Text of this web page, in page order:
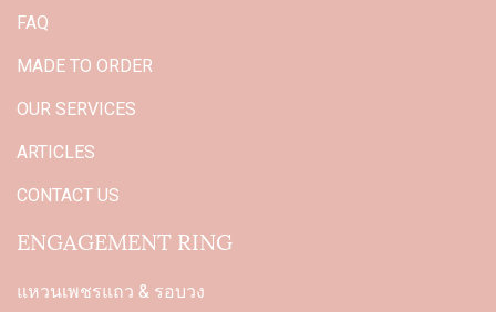
FAQ
MADE TO ORDER
OUR SERVICES
ARTICLES
CONTACT US
ENGAGEMENT RING
แหวนเพชรแถว & รอบวง